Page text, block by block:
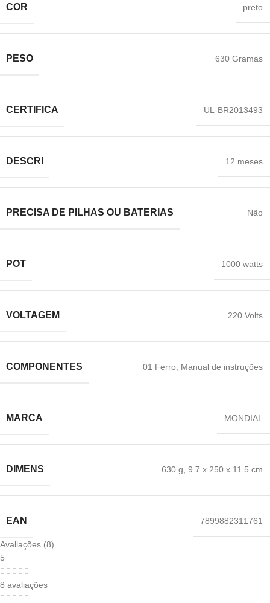
COR preto
PESO ‎630 Gramas
CERTIFICA ‎UL-BR2013493
DESCRI ‎12 meses
PRECISA DE PILHAS OU BATERIAS ‎Não
POT ‎1000 watts
VOLTAGEM ‎220 Volts
COMPONENTES ‎01 Ferro ‎Manual de instruções
MARCA ‎MONDIAL
DIMENS 630 g ‎9.7 x 250 x 11.5 cm
EAN ‎7899882311761
Avaliações (8)
5
8 avaliações